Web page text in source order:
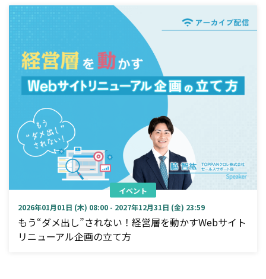
イベント
2026年01月01日 (木) 08:00 - 2027年12月31日 (金) 23:59
もう“ダメ出し”されない！経営層を動かすWebサイト
リニューアル企画の立て方